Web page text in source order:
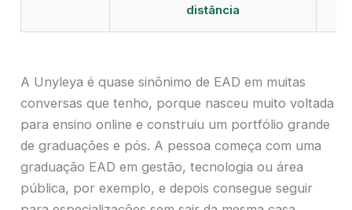
distância
A Unyleya é quase sinônimo de EAD em muitas
conversas que tenho, porque nasceu muito voltada
para ensino online e construiu um portfólio grande
de graduações e pós. A pessoa começa com uma
graduação EAD em gestão, tecnologia ou área
pública, por exemplo, e depois consegue seguir